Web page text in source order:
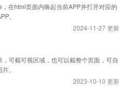
在html页面内唤起当前APP并打开对应的
。
2024-11-27 更新
可截可视区域，也可以截整个页面，可自
。
2023-10-10 更新